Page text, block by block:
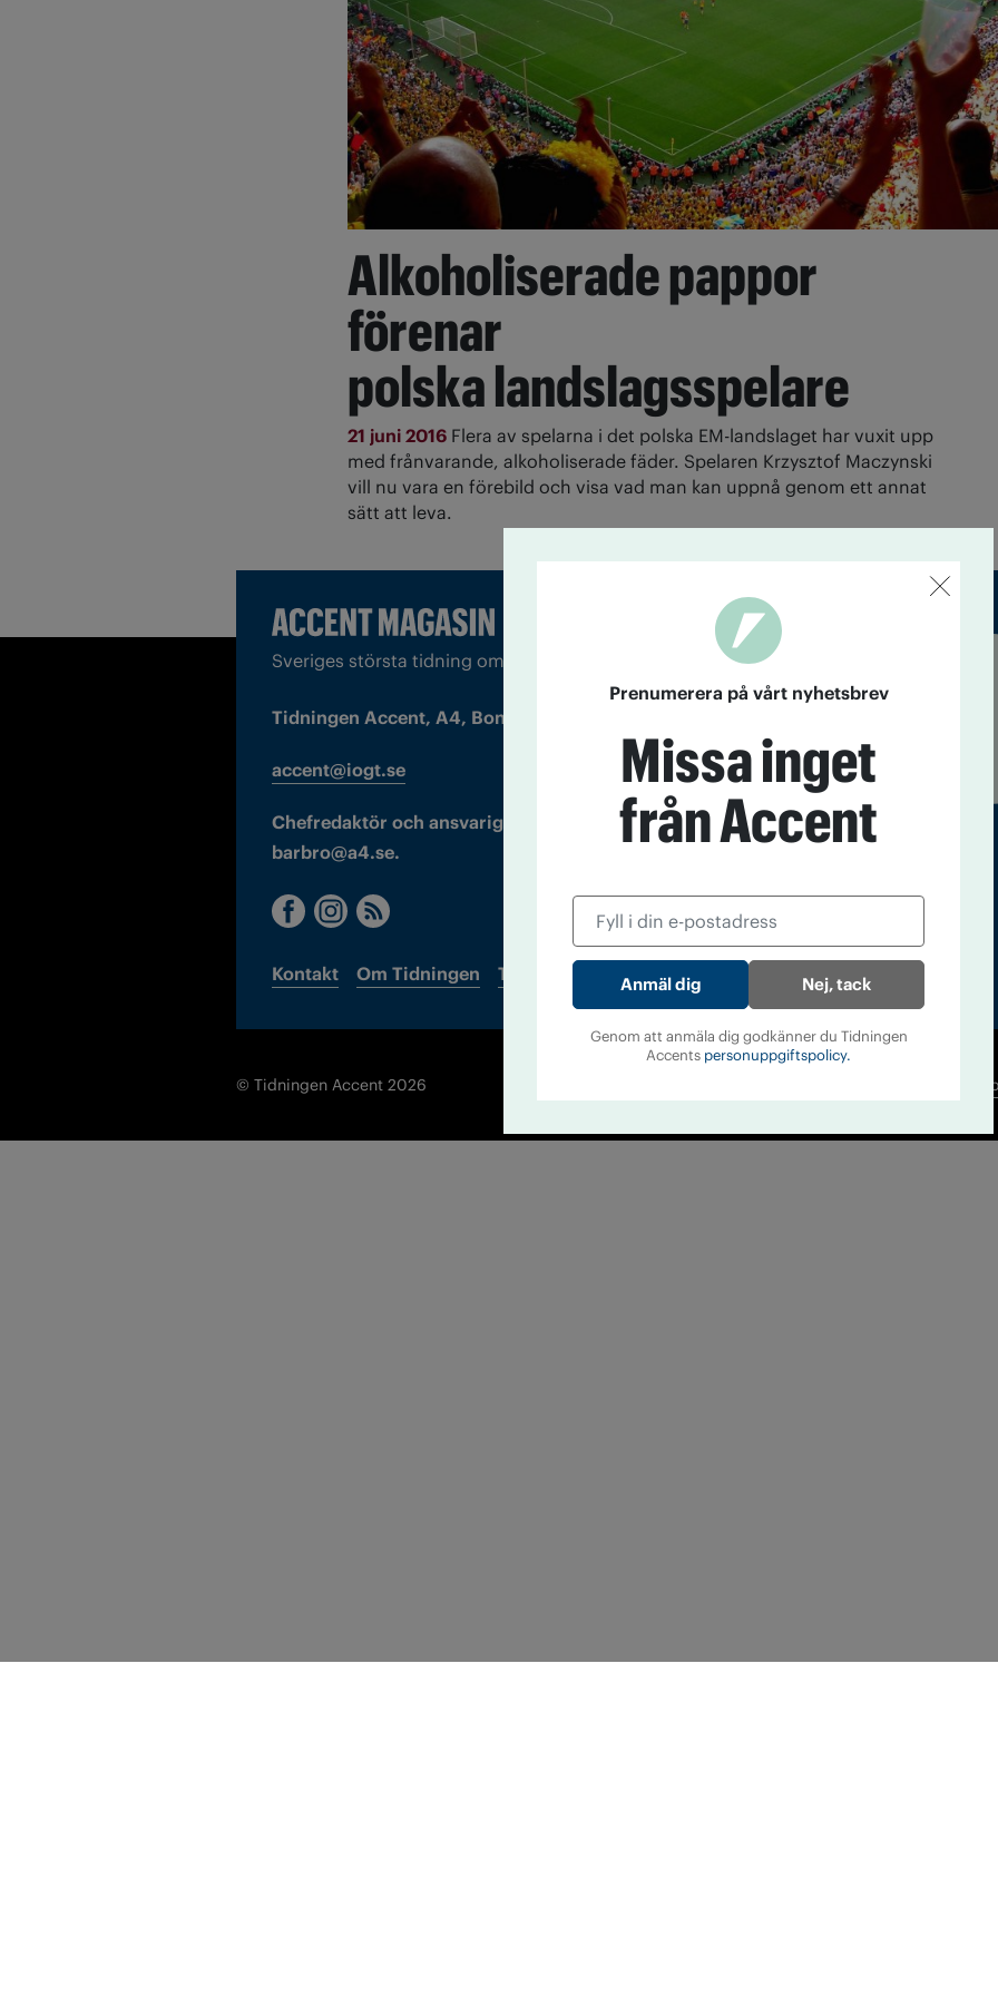
Alkoholiserade pappor
förenar
polska landslagsspelare
21 juni 2016 Flera av spelarna i det polska EM-landslaget har vuxit upp
med frånvarande, alkoholiserade fäder. Spelaren Krzysztof Maczynski
vill nu vara en förebild och visa vad man kan uppnå genom ett annat
sätt att leva.
Sveriges största tidning om droger och nykterhet
Tidningen Accent, A4, Bondegatan 21, 116 33 Stockholm
accent@iogt.se
Chefredaktör och ansvarig utgivare: Barbro Janson Lundkvist,
barbro@a4.se.
Kontakt Om Tidningen Tidningsarkiv In English
Läs tidigare
© Tidningen Accent 2026
Prenumerera på vårt nyhetsbrev
Missa inget
från Accent
Nej, tack
Genom att anmäla dig godkänner du Tidningen
Accents personuppgiftspolicy.